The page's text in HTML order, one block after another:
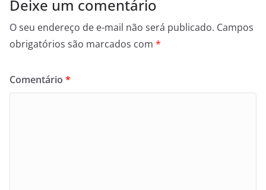
Deixe um comentário
O seu endereço de e-mail não será publicado. Campos
obrigatórios são marcados com *
Comentário *